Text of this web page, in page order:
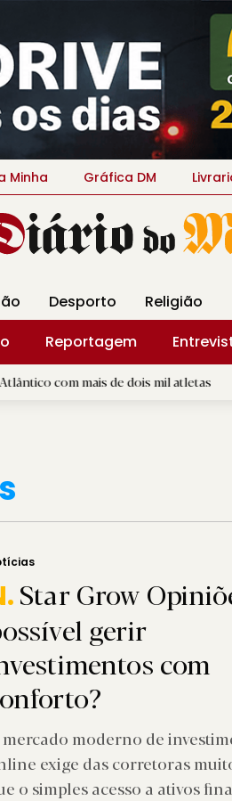
Minha Gráfica DM
Desporto Religião
Reportagem
de dois mil atletas | B.
Star Grow
gerir
com
mercado moderno de
exige das corretoras
o simples acesso a ativos